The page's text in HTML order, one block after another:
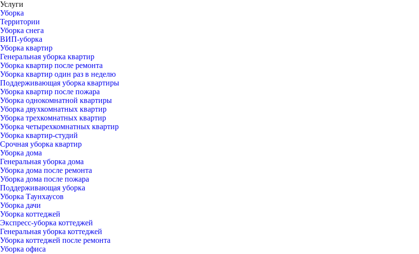
Услуги
Уборка
Территории
Уборка снега
ВИП-уборка
Уборка квартир
Генеральная уборка квартир
Уборка квартир после ремонта
Уборка квартир один раз в неделю
Поддерживающая уборка квартиры
Уборка квартир после пожара
Уборка однокомнатной квартиры
Уборка двухкомнатных квартир
Уборка трехкомнатных квартир
Уборка четырехкомнатных квартир
Уборка квартир-студий
Срочная уборка квартир
Уборка дома
Генеральная уборка дома
Уборка дома после ремонта
Уборка дома после пожара
Поддерживающая уборка
Уборка Таунхаусов
Уборка дачи
Уборка коттеджей
Экспресс-уборка коттеджей
Генеральная уборка коттеджей
Уборка коттеджей после ремонта
Уборка офиса